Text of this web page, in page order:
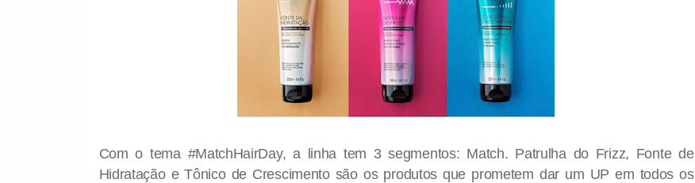
Com o tema #MatchHairDay, a linha tem 3 segmentos: Match. Patrulha do Frizz, Fonte de
Hidratação e Tônico de Crescimento são os produtos que prometem dar um UP em todos os